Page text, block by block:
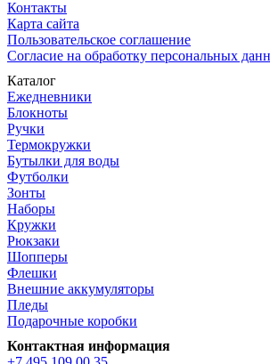
Контакты
Карта сайта
Пользовательское соглашение
Согласие на обработку персональных
Каталог
Ежедневники
Блокноты
Ручки
Термокружки
Бутылки для воды
Футболки
Зонты
Наборы
Кружки
Рюкзаки
Шопперы
Флешки
Внешние аккумуляторы
Пледы
Подарочные коробки
Контактная информация